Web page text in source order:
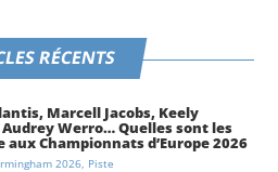
RÉCENTS
Marcell Jacobs, Keely
Werro… Quelles sont les
aux Championnats d’Europe 2026
? 2026, Piste